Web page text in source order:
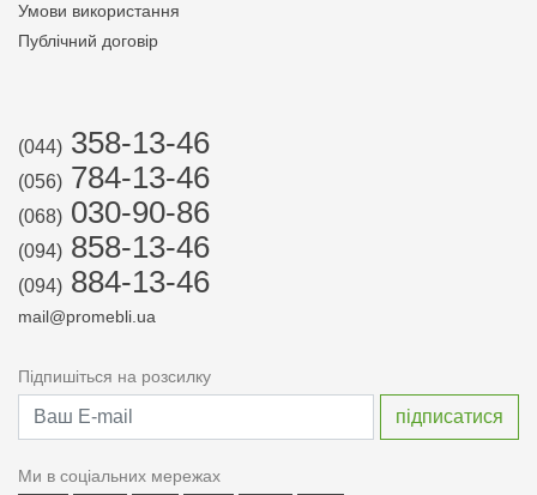
Умови використання
Публічний договір
(044) 358-13-46
(056) 784-13-46
(068) 030-90-86
(094) 858-13-46
(094) 884-13-46
mail@promebli.ua
Підпишіться на розсилку
Ми в соціальних мережах